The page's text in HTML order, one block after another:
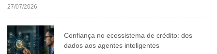
27/07/2026
Confiança no ecossistema de crédito: dos
dados aos agentes inteligentes